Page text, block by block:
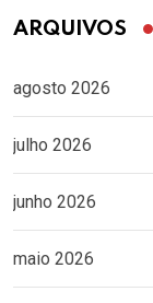
ARQUIVOS
agosto 2026
julho 2026
junho 2026
maio 2026